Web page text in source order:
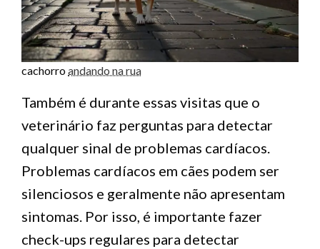
cachorroandando na rua
Também é durante essas visitas que o
veterinário faz perguntas para detectar
qualquer sinal de problemas cardíacos.
Problemas cardíacos em cães podem ser
silenciosos e geralmente não apresentam
sintomas. Por isso, é importante fazer
check-ups regulares para detectar